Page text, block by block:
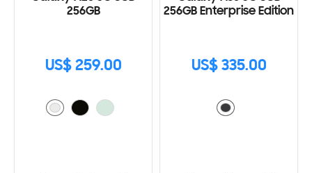
256GB
US$ 259.00
256GB Enterprise Edition
US$ 335.00